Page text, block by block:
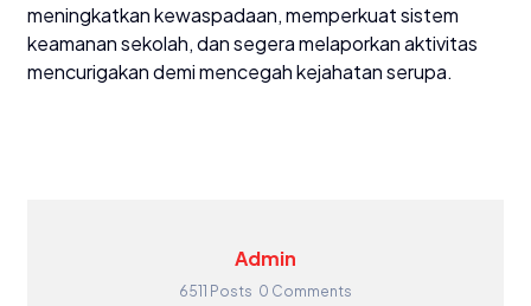
meningkatkan kewaspadaan, memperkuat sistem
keamanan sekolah, dan segera melaporkan aktivitas
mencurigakan demi mencegah kejahatan serupa.
Admin
6511 Posts 0 Comments